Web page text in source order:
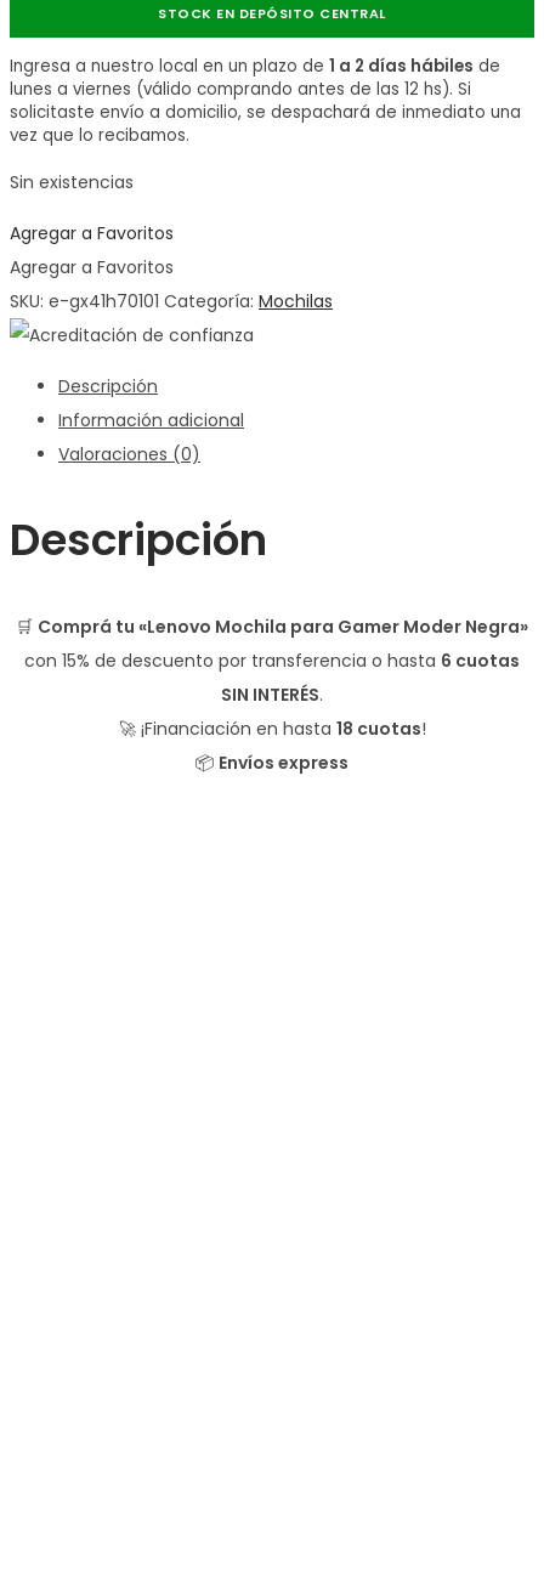
STOCK EN DEPÓSITO CENTRAL
Ingresa a nuestro local en un plazo de 1 a 2 días hábiles de
lunes a viernes (válido comprando antes de las 12 hs). Si
solicitaste envío a domicilio, se despachará de inmediato una
vez que lo recibamos.
Sin existencias
Agregar a Favoritos
Agregar a Favoritos
SKU: e-gx41h70101 Categoría: Mochilas
Descripción
Información adicional
Valoraciones (0)
Descripción
🛒 Comprá tu «Lenovo Mochila para Gamer Moder Negra»
con 15% de descuento por transferencia o hasta 6 cuotas
SIN INTERÉS.
🚀 ¡Financiación en hasta 18 cuotas!
📦 Envíos express